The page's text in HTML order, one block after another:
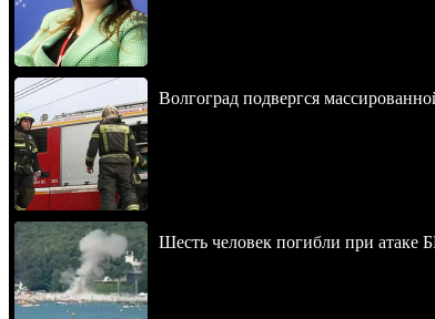
Волгоград подвергся
Шесть человек погибли при